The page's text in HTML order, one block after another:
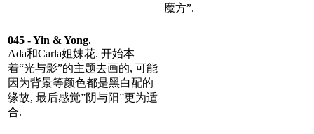
魔方”.
045 - Yin & Yong.
Ada和Carla姐妹花. 开始本
着“光与影”的主题去画的, 可能
因为背景等颜色都是黑白配的
缘故, 最后感觉”阴与阳”更为适
合.